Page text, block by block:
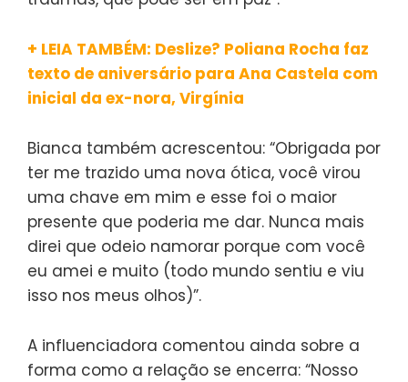
+ LEIA TAMBÉM: Deslize? Poliana Rocha faz
texto de aniversário para Ana Castela com
inicial da ex-nora, Virgínia
Bianca também acrescentou: “Obrigada por
ter me trazido uma nova ótica, você virou
uma chave em mim e esse foi o maior
presente que poderia me dar. Nunca mais
direi que odeio namorar porque com você
eu amei e muito (todo mundo sentiu e viu
isso nos meus olhos)”.
A influenciadora comentou ainda sobre a
forma como a relação se encerra: “Nosso